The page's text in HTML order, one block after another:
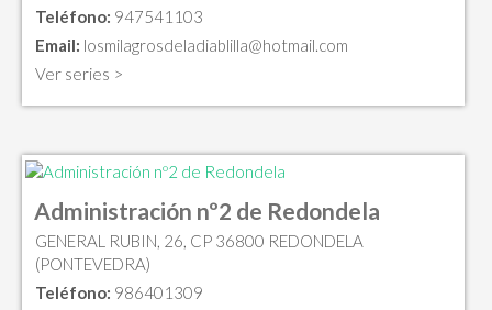
Teléfono: 947541103
Email: losmilagrosdeladiablilla@hotmail.com
Ver series >
Administración nº2 de Redondela
GENERAL RUBIN, 26, CP 36800 REDONDELA
(PONTEVEDRA)
Teléfono: 986401309